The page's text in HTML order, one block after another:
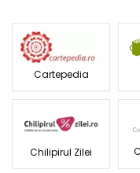
Cartepedia
Chilipirul Zilei